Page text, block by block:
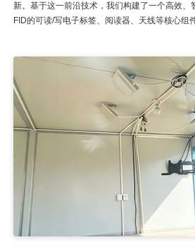
新。基于这一前沿技术，我们构建了一个高效、
FID的可读/写电子标签、阅读器、天线等核心组